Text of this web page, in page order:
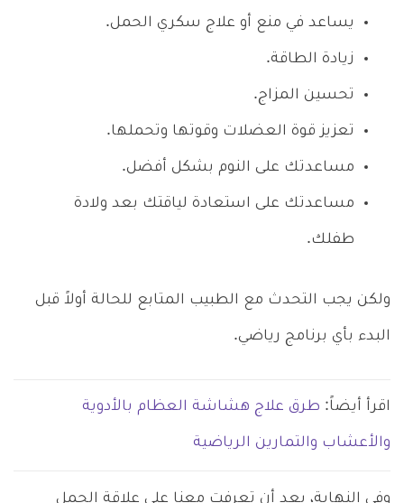
يساعد في منع أو علاج سكري الحمل.
زيادة الطاقة.
تحسين المزاج.
تعزيز قوة العضلات وقوتها وتحملها.
مساعدتك على النوم بشكل أفضل.
مساعدتك على استعادة لياقتك بعد ولادة
طفلك.
ولكن يجب التحدث مع الطبيب المتابع للحالة أولاً قبل
البدء بأي برنامج رياضي.
اقرأ أيضاً: طرق علاج هشاشة العظام بالأدوية
والأعشاب والتمارين الرياضية
وفي النهاية، بعد أن تعرفتِ معنا على علاقة الحمل